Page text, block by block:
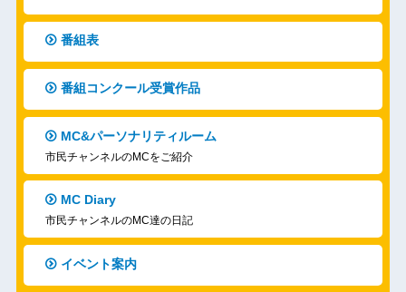
番組表
番組コンクール受賞作品
MC&パーソナリティルーム
市民チャンネルのMCをご紹介
MC Diary
市民チャンネルのMC達の日記
イベント案内